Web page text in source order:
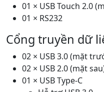
01 × USB Touch 2.0
01 × RS232
Cổng truyền dữ
02 × USB 3.0 (mặt
02 × USB 2.0 (mặt
01 × USB Type-C